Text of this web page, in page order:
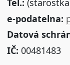
Tel.: (starostka
e-podatelna:
Datová
IČ: 00481483